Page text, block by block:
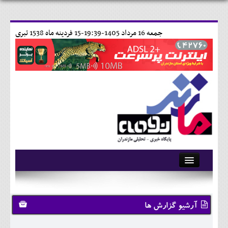
15 فردينه ماه 1538 تبری جمعه 16 مرداد 1405-19:39-
آرشیو
تماس با ما
وبلاگ
آرشیو گزارش ها